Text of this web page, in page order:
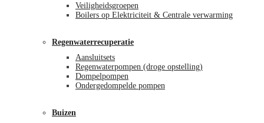
Veiligheidsgroepen
Boilers op Elektriciteit & Centrale verwarming
Regenwaterrecuperatie
Aansluitsets
Regenwaterpompen (droge opstelling)
Dompelpompen
Ondergedompelde pompen
Buizen